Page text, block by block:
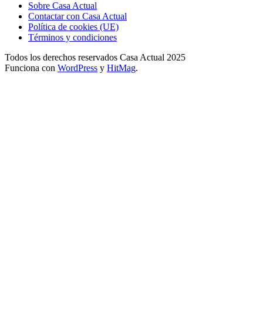
Sobre Casa Actual
Contactar con Casa Actual
Política de cookies (UE)
Términos y condiciones
Todos los derechos reservados Casa Actual 2025
Funciona con WordPress y HitMag.